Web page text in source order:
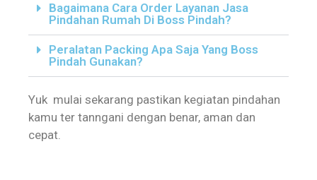
Bagaimana Cara Order Layanan Jasa
Pindahan Rumah Di Boss Pindah?
Peralatan Packing Apa Saja Yang Boss
Pindah Gunakan?
Yuk mulai sekarang pastikan kegiatan pindahan
kamu ter tanngani dengan benar, aman dan
cepat.